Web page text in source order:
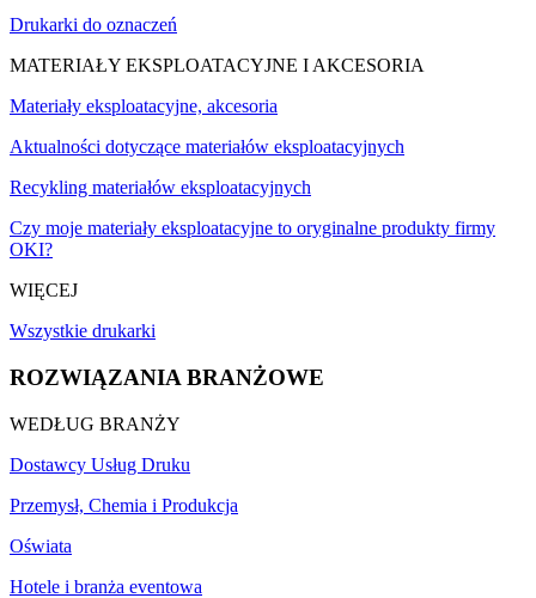
Drukarki do oznaczeń
MATERIAŁY EKSPLOATACYJNE I AKCESORIA
Materiały eksploatacyjne, akcesoria
Aktualności dotyczące materiałów eksploatacyjnych
Recykling materiałów eksploatacyjnych
Czy moje materiały eksploatacyjne to oryginalne produkty firmy
OKI?
WIĘCEJ
Wszystkie drukarki
ROZWIĄZANIA BRANŻOWE
WEDŁUG BRANŻY
Dostawcy Usług Druku
Przemysł, Chemia i Produkcja
Oświata
Hotele i branża eventowa